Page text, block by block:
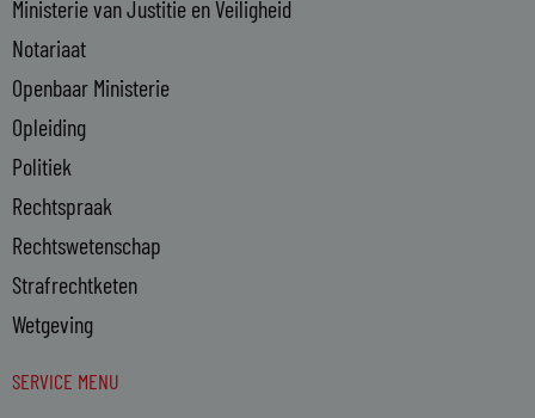
Ministerie van Justitie en Veiligheid
Notariaat
Openbaar Ministerie
Opleiding
Politiek
Rechtspraak
Rechtswetenschap
Strafrechtketen
Wetgeving
SERVICE MENU